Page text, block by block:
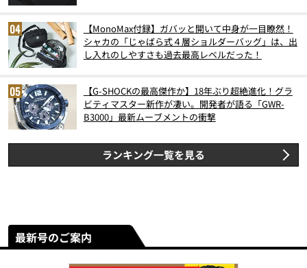
【MonoMax付録】ガバッと開いて中身が一目瞭然！
シャカの「じゃばら式４層ショルダーバッグ」は、出
し入れのしやすさも過去最高レベルだった！
【G-SHOCKの最高傑作か】18年ぶり超絶進化！グラ
ビティマスター新作が凄い。開発者が語る「GWR-
B3000」最新ムーブメントの衝撃
ランキング一覧を見る
最新号のご案内